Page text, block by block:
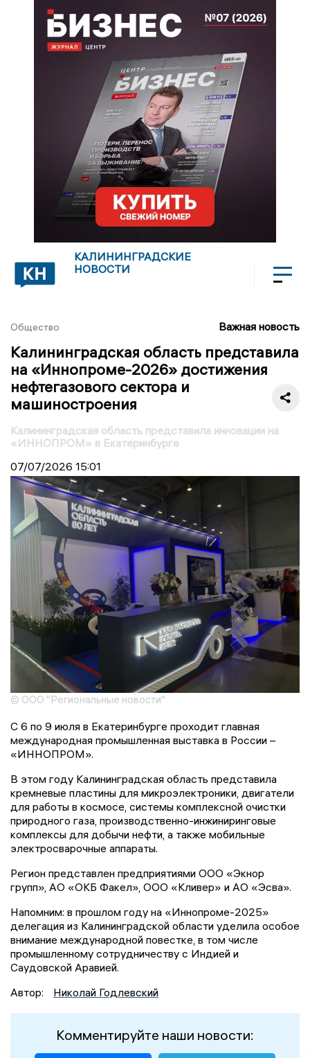
КАЛИНИНГРАДСКИЕ
НОВОСТИ
Общество Важная новость
Калининградская область представила
на «Иннопроме-2026» достижения
нефтегазового сектора и
машиностроения
Калининградская область представила инновации на
«ИННОПРОМ» в Екатеринбурге
07/07/2026 15:01
© ООО "Региональные новости"
С 6 по 9 июля в Екатеринбурге проходит главная
международная промышленная выставка в России –
«ИННОПРОМ».
В этом году Калининградская область представила
кремневые пластины для микроэлектроники, двигатели
для работы в космосе, системы комплексной очистки
природного газа, производственно-инжиниринговые
комплексы для добычи нефти, а также мобильные
электросварочные аппараты.
Регион представлен предприятиями ООО «Экнор
групп», АО «ОКБ Факел», ООО «Кливер» и АО «Эсва».
Напомним: в прошлом году на «Иннопроме-2025»
делегация из Калининградской области уделила особое
внимание международной повестке, в том числе
промышленному сотрудничеству с Индией и
Саудовской Аравией.
Автор:
Николай Годлевский
Комментируйте наши новости: